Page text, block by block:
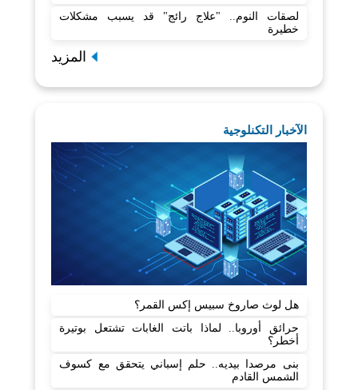
لصقات النوم.. "علاج رائج" قد يسبب مشكلات
خطيرة
المزيد
الآخبار التكنلوجية
هل لوث صاروخ سبيس إكس القمر؟
حرائق أوروبا.. لماذا باتت الغابات تشتعل بوتيرة
أخطر؟
بنى مرصدا بيديه.. حلم إسباني يتحقق مع كسوف
الشمس القادم